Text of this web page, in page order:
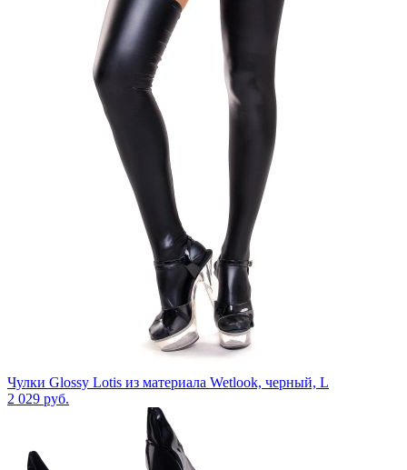
Чулки Glossy Lotis из материала Wetlook, черный, L
2 029 руб.